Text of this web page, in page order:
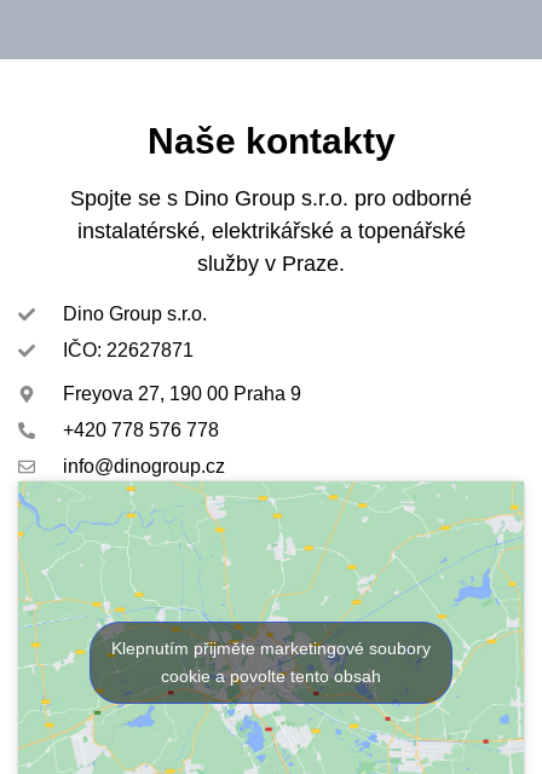
Naše kontakty
Spojte se s Dino Group s.r.o. pro odborné
instalatérské, elektrikářské a topenářské
služby v Praze.
Dino Group s.r.o.
IČO: 22627871
Freyova 27, 190 00 Praha 9
+420 778 576 778
info@dinogroup.cz
Klepnutím přijměte marketingové soubory
cookie a povolte tento obsah